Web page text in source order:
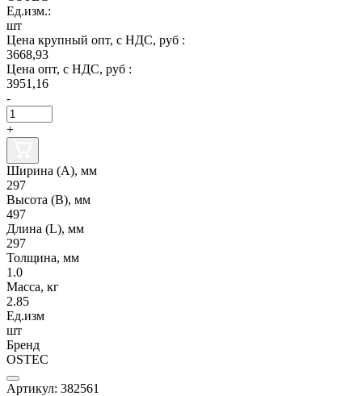
Ед.изм.:
шт
Цена крупный опт, с НДС, руб :
3668,93
Цена опт, с НДС, руб :
3951,16
-
+
Ширина (А), мм
297
Высота (В), мм
497
Длина (L), мм
297
Толщина, мм
1.0
Масса, кг
2.85
Ед.изм
шт
Бренд
OSTEC
Артикул: 382561